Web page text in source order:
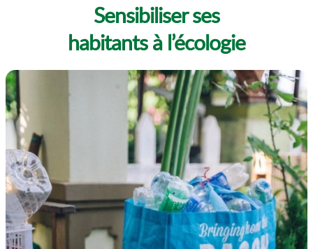
Sensibiliser ses
habitants à l’écologie